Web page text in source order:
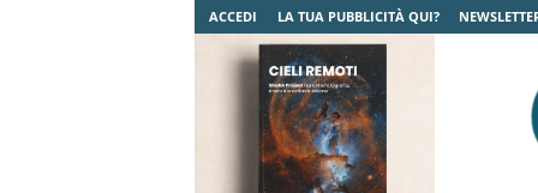
ACCEDI LA TUA PUBBLICITÀ QUI?